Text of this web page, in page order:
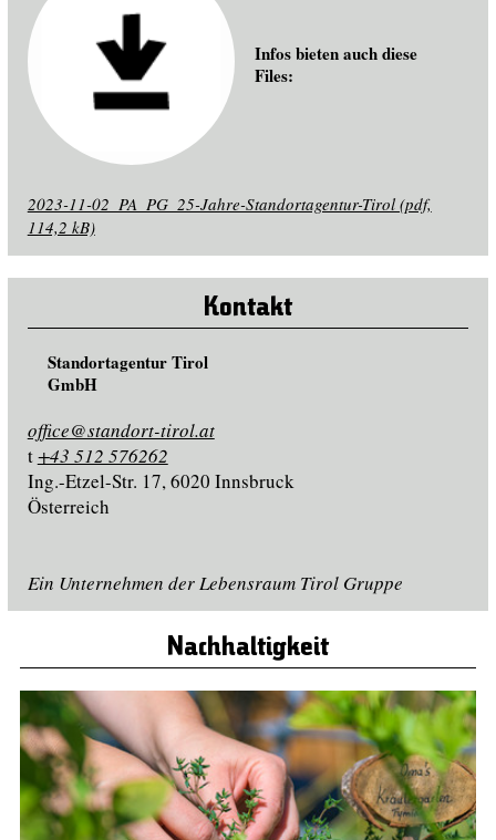
Infos bieten auch diese
Files:
2023-11-02_PA_PG_25-Jahre-Standortagentur-Tirol (pdf,
114,2 kB)
Kontakt
Standortagentur Tirol
GmbH
office@standort-tirol.at
t+43 512 576262
Ing.-Etzel-Str. 17, 6020 Innsbruck
Österreich
Ein Unternehmen der Lebensraum Tirol Gruppe
Nachhaltigkeit